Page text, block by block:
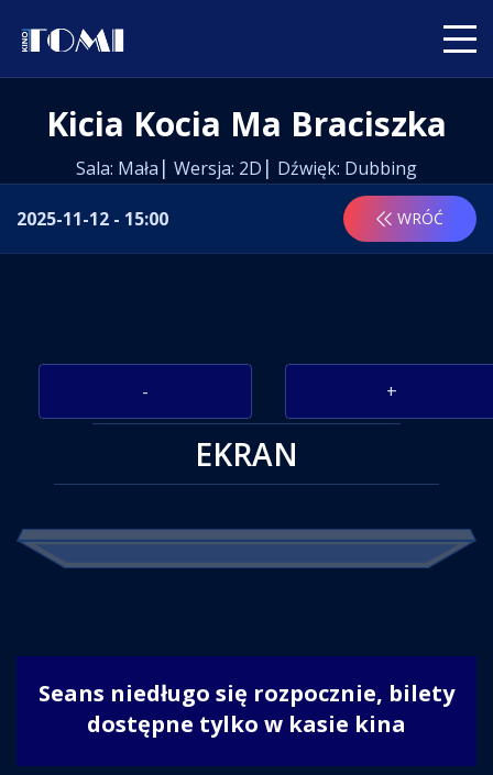
Kicia Kocia Ma Braciszka
Sala: Mała Wersja: 2D Dźwięk: Dubbing
WRÓĆ
2025-11-12 - 15:00
- +
EKRAN
Seans niedługo się rozpocznie, bilety
dostępne tylko w kasie kina